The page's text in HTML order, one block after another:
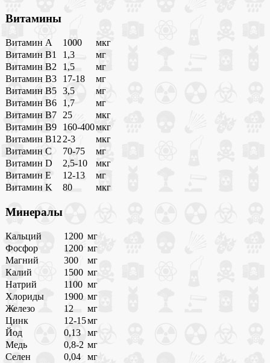
Витамины
Витамин A 1000
мкг
Витамин B1
1,3
мг
Витамин B2
1,5
мг
Витамин B3
17-18
мг
Витамин B5 3,5
мг
Витамин B6
1,7
мг
Витамин B7 25
мкг
Витамин B9
160-400мкг
Витамин B122-3
мкг
Витамин C
70-75
мг
Витамин D
2,5-10
мкг
Витамин E
12-13
мг
Витамин K
80 мкг
Минералы
Кальций 1200 мг
Фосфор
1200 мг
Магний
300
мг
Калий
1500 мг
Натрий
1100 мг
Хлориды
1900 мг
Железо
12
мг
Цинк
12-15мг
Йод
0,13
мг
Медь
0,8-2 мг
Селен
0,04
мг